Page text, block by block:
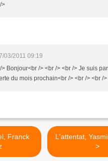
>
03/2011 09:19
> Bonjour<br /> <br /> <br /> Je suis
du mois prochain<br /> <br /> <br /
L'attentat,
>